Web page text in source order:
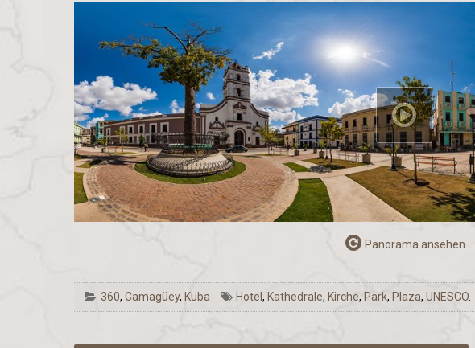
Panorama ansehen
360, Camagüey, Kuba Hotel, Kathedrale, Kirche, Park, Plaza,UNESCO